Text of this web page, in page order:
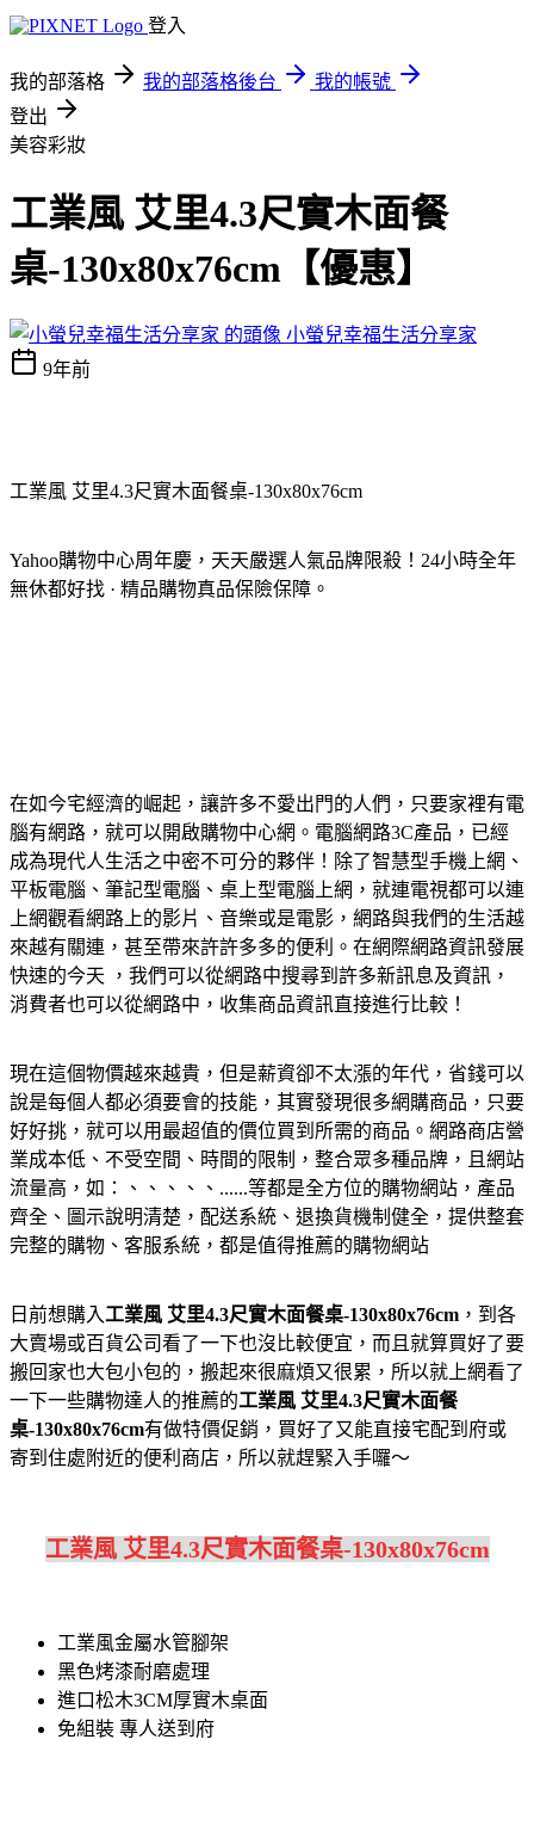
登入
我的部落格 我的部落格後台
我的帳號
登出
美容彩妝
工業風 艾里4.3尺實木面餐
桌-130x80x76cm【優惠】
小螢兒幸福生活分享家
9年前
工業風 艾里4.3尺實木面餐桌-130x80x76cm
Yahoo購物中心周年慶，天天嚴選人氣品牌限殺！24小時全年
無休都好找 · 精品購物真品保險保障。
在如今宅經濟的崛起，讓許多不愛出門的人們，只要家裡有電
腦有網路，就可以開啟購物中心網。電腦網路3C產品，已經
成為現代人生活之中密不可分的夥伴！除了智慧型手機上網、
平板電腦、筆記型電腦、桌上型電腦上網，就連電視都可以連
上網觀看網路上的影片、音樂或是電影，網路與我們的生活越
來越有關連，甚至帶來許許多多的便利。在網際網路資訊發展
快速的今天 ，我們可以從網路中搜尋到許多新訊息及資訊，
消費者也可以從網路中，收集商品資訊直接進行比較！
現在這個物價越來越貴，但是薪資卻不太漲的年代，省錢可以
說是每個人都必須要會的技能，其實發現很多網購商品，只要
好好挑，就可以用最超值的價位買到所需的商品。網路商店營
業成本低、不受空間、時間的限制，整合眾多種品牌，且網站
流量高，如：、、、、、......等都是全方位的購物網站，產品
齊全、圖示說明清楚，配送系統、退換貨機制健全，提供整套
完整的購物、客服系統，都是值得推薦的購物網站
日前想購入工業風 艾里4.3尺實木面餐桌-130x80x76cm ，到各
大賣場或百貨公司看了一下也沒比較便宜，而且就算買好了要
搬回家也大包小包的，搬起來很麻煩又很累，所以就上網看了
一下一些購物達人的推薦的工業風 艾里4.3尺實木面餐
桌-130x80x76cm有做特價促銷，買好了又能直接宅配到府或
寄到住處附近的便利商店，所以就趕緊入手囉～
工業風 艾里4.3尺實木面餐桌-130x80x76cm
工業風金屬水管腳架
黑色烤漆耐磨處理
進口松木3CM厚實木桌面
免組裝 專人送到府